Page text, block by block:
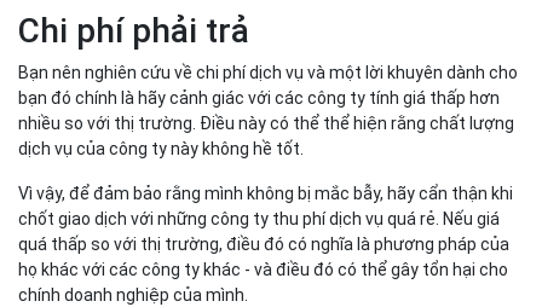
Chi phí phải trả
Bạn nên nghiên cứu về chi phí dịch vụ và một lời khuyên dành cho
bạn đó chính là hãy cảnh giác với các công ty tính giá thấp hơn
nhiều so với thị trường. Điều này có thể thể hiện rằng chất lượng
dịch vụ của công ty này không hề tốt.
Vì vậy, để đảm bảo rằng mình không bị mắc bẫy, hãy cẩn thận khi
chốt giao dịch với những công ty thu phí dịch vụ quá rẻ. Nếu giá
quá thấp so với thị trường, điều đó có nghĩa là phương pháp của
họ khác với các công ty khác - và điều đó có thể gây tổn hại cho
chính doanh nghiệp của mình.